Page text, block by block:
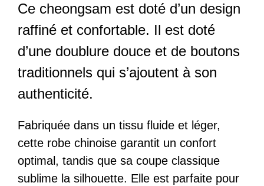
Ce cheongsam est doté d’un design
raffiné et confortable. Il est doté
d’une doublure douce et de boutons
traditionnels qui s’ajoutent à son
authenticité.
Fabriquée dans un tissu fluide et léger,
cette robe chinoise garantit un confort
optimal, tandis que sa coupe classique
sublime la silhouette. Elle est parfaite pour